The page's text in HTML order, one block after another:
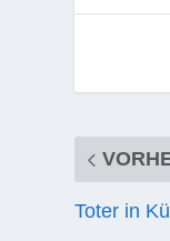
Toter in